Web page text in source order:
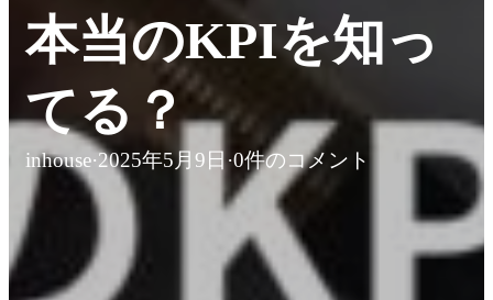
本当のKPIを知っ
てる？
inhouse·2025年5月9日 ·0件のコメント